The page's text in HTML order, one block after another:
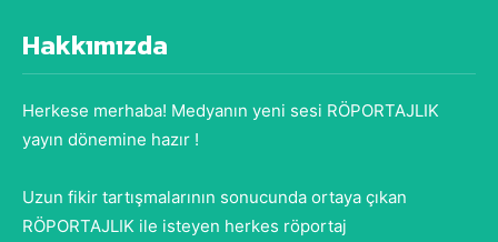
Hakkımızda
Herkese merhaba! Medyanın yeni sesi RÖPORTAJLIK
yayın dönemine hazır !
Uzun fikir tartışmalarının sonucunda ortaya çıkan
RÖPORTAJLIK ile isteyen herkes röportaj